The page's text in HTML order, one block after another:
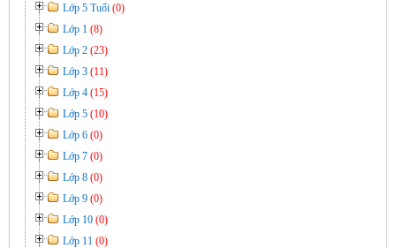
Lớp 5 Tuổi (0)
Lớp 1 (8)
Lớp 2 (23)
Lớp 3 (11)
Lớp 4 (15)
Lớp 5 (10)
Lớp 6 (0)
Lớp 7 (0)
Lớp 8 (0)
Lớp 9 (0)
Lớp 10 (0)
Lớp 11 (0)